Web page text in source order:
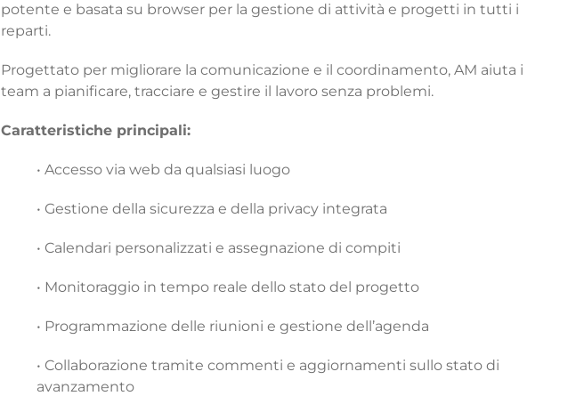
potente e basata su browser per la gestione di attività e progetti in tutti i
reparti.
Progettato per migliorare la comunicazione e il coordinamento, AM aiuta i
team a pianificare, tracciare e gestire il lavoro senza problemi.
Caratteristiche principali:
• Accesso via web da qualsiasi luogo
• Gestione della sicurezza e della privacy integrata
• Calendari personalizzati e assegnazione di compiti
• Monitoraggio in tempo reale dello stato del progetto
• Programmazione delle riunioni e gestione dell’agenda
• Collaborazione tramite commenti e aggiornamenti sullo stato di
avanzamento